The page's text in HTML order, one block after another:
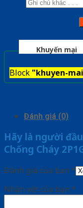
Khuyến mại
Block "khuyen-
Đánh giá (0)
Hãy là người
Chống Cháy
Đánh giá của bạn *
Nhận xét của bạn *